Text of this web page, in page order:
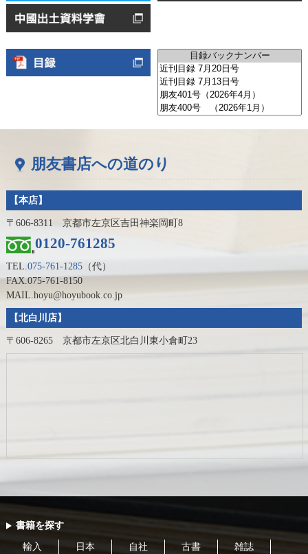
朋友書店への道のり
【本店】
〒606-8311 京都市左京区吉田神楽岡町8
0120-761285
TEL.075-761-1285（代）
FAX.075-761-8150
MAIL.hoyu@hoyubook.co.jp
【北白川店】
〒606-8265 京都市左京区北白川東小倉町23
書籍を探す
輸入 日本 自社 古書 雑誌